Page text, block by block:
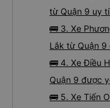
từ Quận 9 uy
🚌 3. Xe
Lắk từ Quận 9
🚌 4. Xe Điều
Quận 9 được
🚌 5. Xe Tiến